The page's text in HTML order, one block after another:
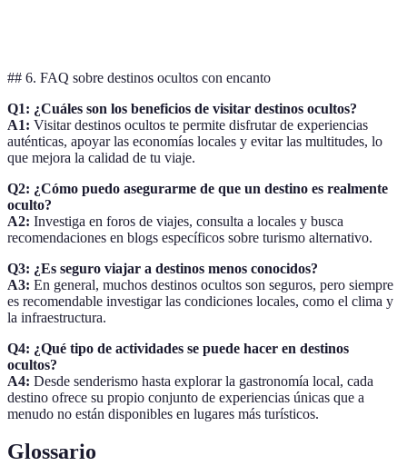
## 6. FAQ sobre destinos ocultos con encanto
Q1: ¿Cuáles son los beneficios de visitar destinos ocultos?
A1: Visitar destinos ocultos te permite disfrutar de experiencias
auténticas, apoyar las economías locales y evitar las multitudes, lo
que mejora la calidad de tu viaje.
Q2: ¿Cómo puedo asegurarme de que un destino es realmente
oculto?
A2: Investiga en foros de viajes, consulta a locales y busca
recomendaciones en blogs específicos sobre turismo alternativo.
Q3: ¿Es seguro viajar a destinos menos conocidos?
A3: En general, muchos destinos ocultos son seguros, pero siempre
es recomendable investigar las condiciones locales, como el clima y
la infraestructura.
Q4: ¿Qué tipo de actividades se puede hacer en destinos
ocultos?
A4: Desde senderismo hasta explorar la gastronomía local, cada
destino ofrece su propio conjunto de experiencias únicas que a
menudo no están disponibles en lugares más turísticos.
Glossario